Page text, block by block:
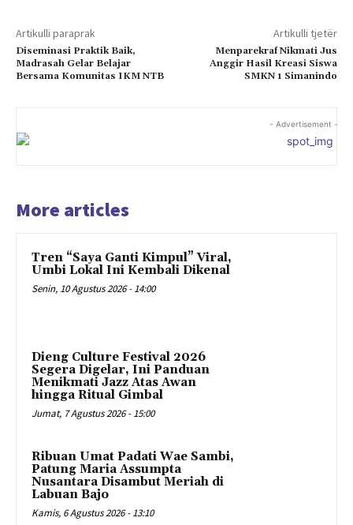
Artikulli paraprak
Diseminasi Praktik Baik,
Madrasah Gelar Belajar
Bersama Komunitas IKM NTB
Artikulli tjetër
Menparekraf Nikmati Jus
Anggir Hasil Kreasi Siswa
SMKN 1 Simanindo
- Advertisement -
More articles
Tren “Saya Ganti Kimpul” Viral,
Umbi Lokal Ini Kembali Dikenal
Senin, 10 Agustus 2026 - 14:00
Dieng Culture Festival 2026
Segera Digelar, Ini Panduan
Menikmati Jazz Atas Awan
hingga Ritual Gimbal
Jumat, 7 Agustus 2026 - 15:00
Ribuan Umat Padati Wae Sambi,
Patung Maria Assumpta
Nusantara Disambut Meriah di
Labuan Bajo
Kamis, 6 Agustus 2026 - 13:10